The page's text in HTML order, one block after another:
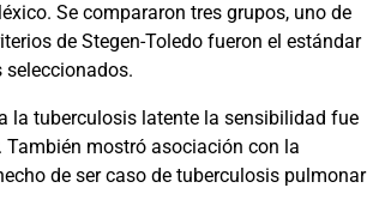
Se compararon tres grupos, uno de
de Stegen-Toledo fueron el estándar
seleccionados.
la tuberculosis latente la sensibilidad fue
mostró asociación con la
de ser caso de tuberculosis pulmonar